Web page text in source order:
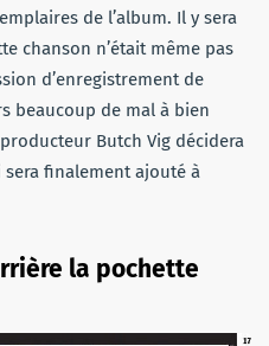
de l’album. Il y sera
chanson n’était même pas
d’enregistrement de
beaucoup de mal à bien
Butch Vig décidera
finalement ajouté à
la pochette